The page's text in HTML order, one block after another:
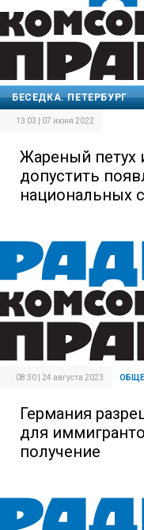
БЕСЕДКА. ПЕТЕРБУРГ
13:03 | 07 июня 2022
Жареный петух
допустить
национальных
08:30 | 24 августа 2023
Германия
для
получение